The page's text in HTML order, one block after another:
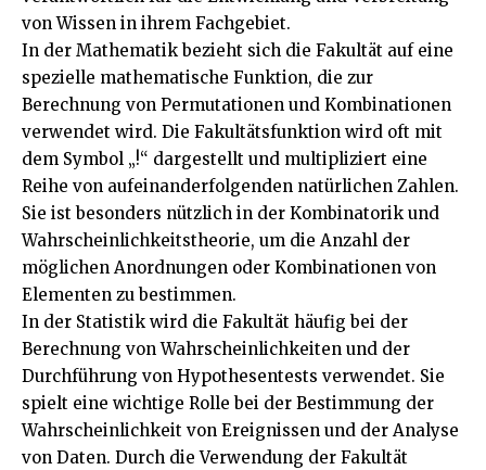
von Wissen in ihrem Fachgebiet.
In der Mathematik bezieht sich die Fakultät auf eine
spezielle mathematische Funktion, die zur
Berechnung von Permutationen und Kombinationen
verwendet wird. Die Fakultätsfunktion wird oft mit
dem Symbol „!“ dargestellt und multipliziert eine
Reihe von aufeinanderfolgenden natürlichen Zahlen.
Sie ist besonders nützlich in der Kombinatorik und
Wahrscheinlichkeitstheorie, um die Anzahl der
möglichen Anordnungen oder Kombinationen von
Elementen zu bestimmen.
In der Statistik wird die Fakultät häufig bei der
Berechnung von Wahrscheinlichkeiten und der
Durchführung von Hypothesentests verwendet. Sie
spielt eine wichtige Rolle bei der Bestimmung der
Wahrscheinlichkeit von Ereignissen und der Analyse
von Daten. Durch die Verwendung der Fakultät